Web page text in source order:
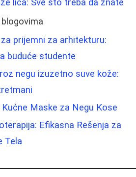
lica: Sve što treba da znate
prijemni za arhitekturu:
buduće studente
negu izuzetno suve kože:
Maske za Negu Kose
Efikasna Rešenja za
Tela